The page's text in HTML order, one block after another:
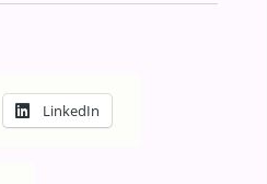
LinkedIn